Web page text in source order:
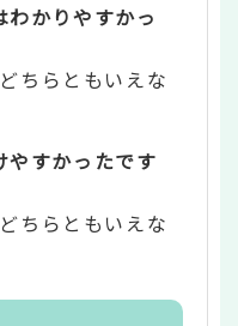
かりやすかっ
どちらともいえな
やすかったです
どちらともいえな